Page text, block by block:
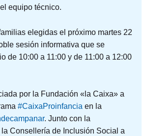
equipo técnico.
elegidas el próximo martes 22
sesión informativa que se
de 10:00 a 11:00 y de 11:00 a 12:00
por la Fundación «la Caixa» a
#CaixaProinfancia en la
. Junto con la
Consellería de Inclusión Social a